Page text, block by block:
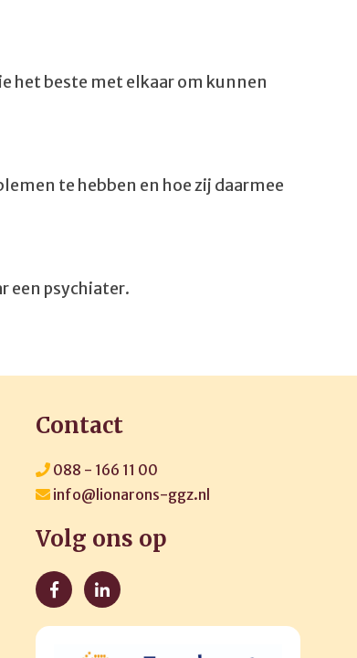
het beste met elkaar om kunnen
te hebben en hoe zij daarmee
een psychiater.
Contact
088 - 166 11 00
info@lionarons-ggz.nl
Volg ons op